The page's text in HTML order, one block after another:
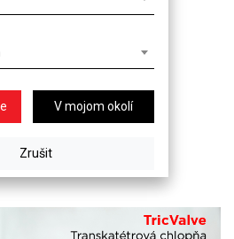
V mojom okolí